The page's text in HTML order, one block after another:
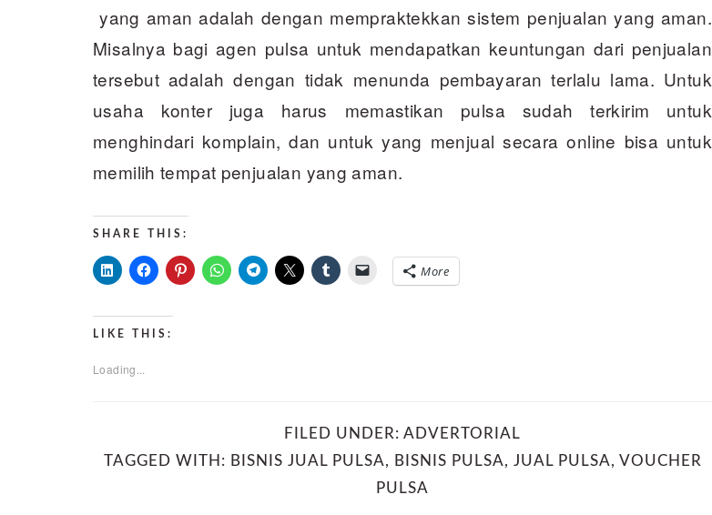
yang aman adalah dengan mempraktekkan sistem penjualan yang aman.
Misalnya bagi agen pulsa untuk mendapatkan keuntungan dari penjualan
tersebut adalah dengan tidak menunda pembayaran terlalu lama. Untuk
usaha konter juga harus memastikan pulsa sudah terkirim untuk
menghindari komplain, dan untuk yang menjual secara online bisa untuk
memilih tempat penjualan yang aman.
SHARE THIS:
More
LIKE THIS:
Loading...
FILED UNDER: ADVERTORIAL
TAGGED WITH: BISNIS JUAL PULSA, BISNIS PULSA, JUAL PULSA, VOUCHER
PULSA